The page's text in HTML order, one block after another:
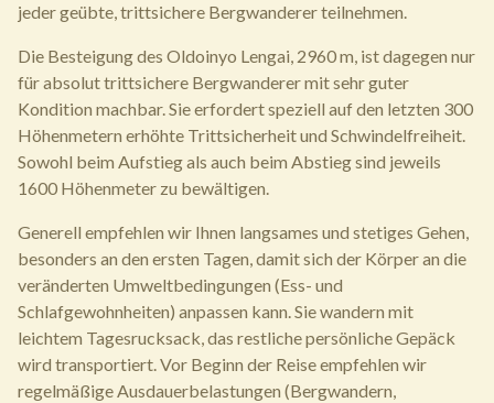
jeder geübte, trittsichere Bergwanderer teilnehmen.
Die Besteigung des Oldoinyo Lengai, 2960 m, ist dagegen nur
für absolut trittsichere Bergwanderer mit sehr guter
Kondition machbar. Sie erfordert speziell auf den letzten 300
Höhenmetern erhöhte Trittsicherheit und Schwindelfreiheit.
Sowohl beim Aufstieg als auch beim Abstieg sind jeweils
1600 Höhenmeter zu bewältigen.
Generell empfehlen wir Ihnen langsames und stetiges Gehen,
besonders an den ersten Tagen, damit sich der Körper an die
veränderten Umweltbedingungen (Ess- und
Schlafgewohnheiten) anpassen kann. Sie wandern mit
leichtem Tagesrucksack, das restliche persönliche Gepäck
wird transportiert. Vor Beginn der Reise empfehlen wir
regelmäßige Ausdauerbelastungen (Bergwandern,